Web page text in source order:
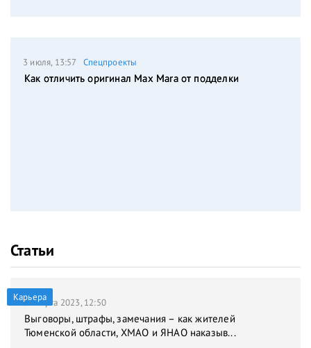
3 июля, 13:57 Спецпроекты
Как отличить оригинал Max Mara от подделки
Статьи
Карьера
31 марта 2023, 12:50
Выговоры, штрафы, замечания – как жителей
Тюменской области, ХМАО и ЯНАО наказыв...